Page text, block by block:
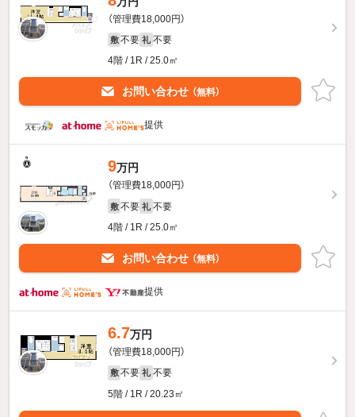
（管理費18,000円）
敷 不要 礼 不要
4階 / 1R / 25.0㎡
お問い合わせ （無料）
提供
9万円
（管理費18,000円）
敷 不要 礼 不要
4階 / 1R / 25.0㎡
お問い合わせ （無料）
提供
6.7万円
（管理費18,000円）
敷 不要 礼 不要
5階 / 1R / 20.23㎡